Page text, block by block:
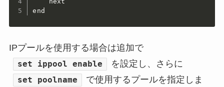
end
IPプールを使用する場合は追加で
set ippool enable を設定し、さらに
set poolname
で使用するプールを指定しま